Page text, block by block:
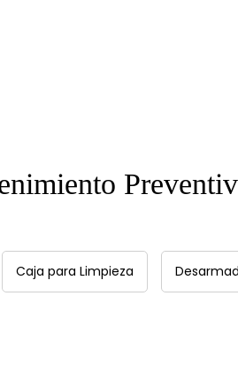
Caja para Limpieza